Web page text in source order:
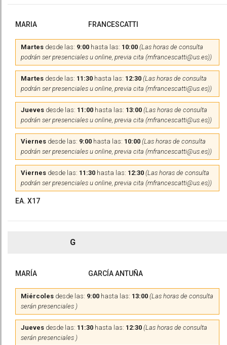
MARIA FRANCESCATTI
Martes desde las: 9:00 hasta las: 10:00 (Las horas de consulta
podrán ser presenciales u online, previa cita (mfrancescatti@us.es))
Martes desde las: 11:30 hasta las: 12:30 (Las horas de consulta
podrán ser presenciales u online, previa cita (mfrancescatti@us.es))
Jueves desde las: 11:00 hasta las: 13:00 (Las horas de consulta
podrán ser presenciales u online, previa cita (mfrancescatti@us.es))
Viernes desde las: 9:00 hasta las: 10:00 (Las horas de consulta
podrán ser presenciales u online, previa cita (mfrancescatti@us.es))
Viernes desde las: 11:30 hasta las: 12:30 (Las horas de consulta
podrán ser presenciales u online, previa cita (mfrancescatti@us.es))
EA. X17
G
MARÍA GARCÍA ANTUÑA
Miércoles desde las: 9:00 hasta las: 13:00 (Las horas de consulta
serán presenciales )
Jueves desde las: 11:30 hasta las: 12:30 (Las horas de consulta
serán presenciales )